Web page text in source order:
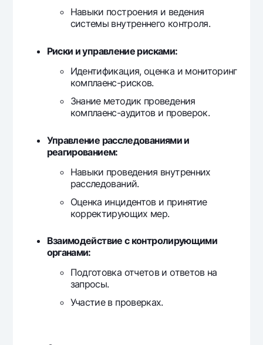
Навыки построения и ведения
системы внутреннего контроля.
Риски и управление рисками:
Идентификация, оценка и мониторинг
комплаенс-рисков.
Знание методик проведения
комплаенс-аудитов и проверок.
Управление расследованиями и
реагированием:
Навыки проведения внутренних
расследований.
Оценка инцидентов и принятие
корректирующих мер.
Взаимодействие с контролирующими
органами:
Подготовка отчетов и ответов на
запросы.
Участие в проверках.